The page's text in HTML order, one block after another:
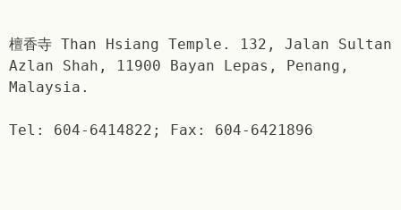
檀香寺 Than Hsiang Temple. 132, Jalan Sultan
Azlan Shah, 11900 Bayan Lepas, Penang,
Malaysia.
Tel: 604-6414822; Fax: 604-6421896